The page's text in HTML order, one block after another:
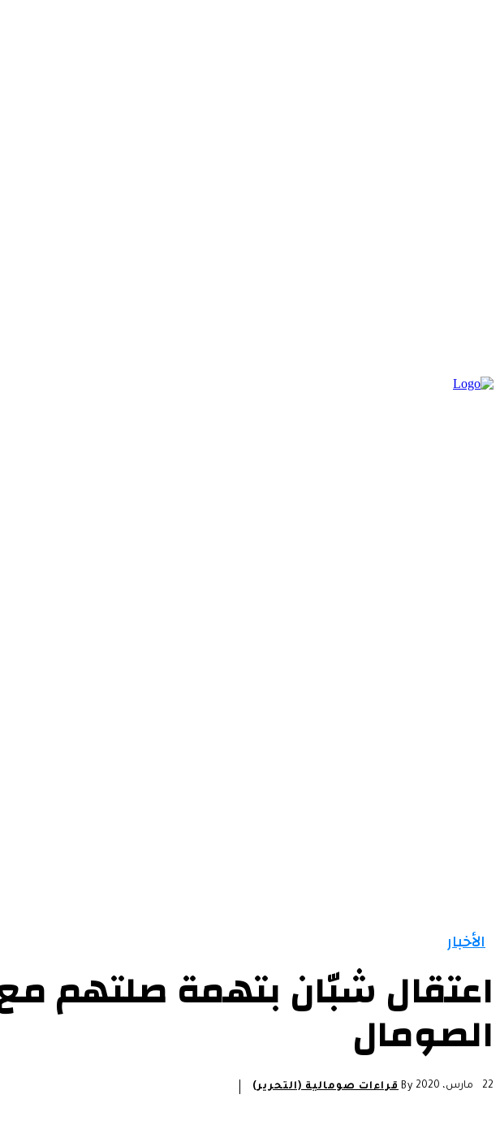
الأخبار
اعتقال شبّان بتهمة صلتهم
الصومال
22 مارس، 2020 By قراءات صومالية (التحرير)